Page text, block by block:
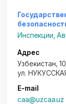
Инспекции ,
Адрес
Узбекистан,
ул.
E-mail
caa@uzcaa.uz